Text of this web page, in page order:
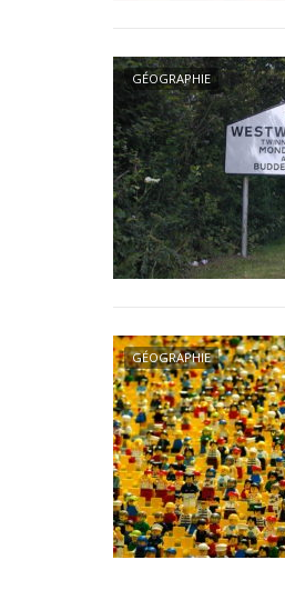
GÉOGRAPHIE
GÉOGRAPHIE